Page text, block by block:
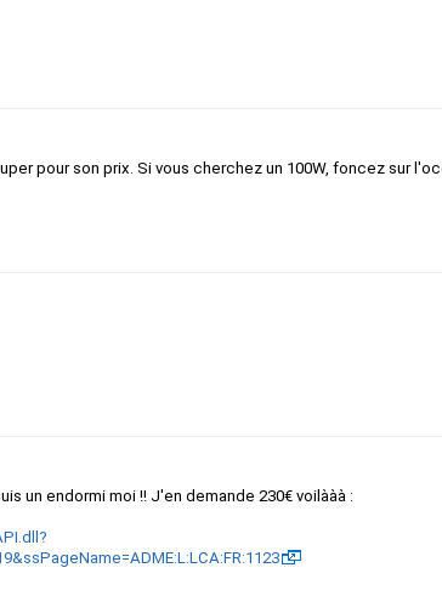
pour son prix. Si vous cherchez un 100W, foncez sur
un endormi moi !! J'en demande 230€ voilààà :